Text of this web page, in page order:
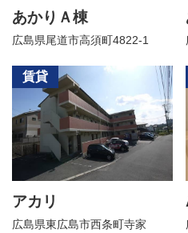
あかりＡ棟
広島県尾道市高須町4822-1
賃貸
アカリ
広島県東広島市西条町寺家